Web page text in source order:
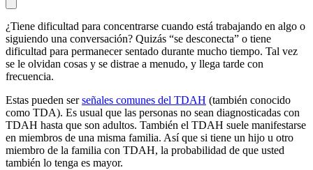
¿Tiene dificultad para concentrarse cuando está trabajando en algo o
siguiendo una conversación? Quizás “se desconecta” o tiene
dificultad para permanecer sentado durante mucho tiempo. Tal vez
se le olvidan cosas y se distrae a menudo, y llega tarde con
frecuencia.
Estas pueden serseñales comunes del TDAH (también conocido
como TDA). Es usual que las personas no sean diagnosticadas con
TDAH hasta que son adultos. También el TDAH suele manifestarse
en miembros de una misma familia. Así que si tiene un hijo u otro
miembro de la familia con TDAH, la probabilidad de que usted
también lo tenga es mayor.